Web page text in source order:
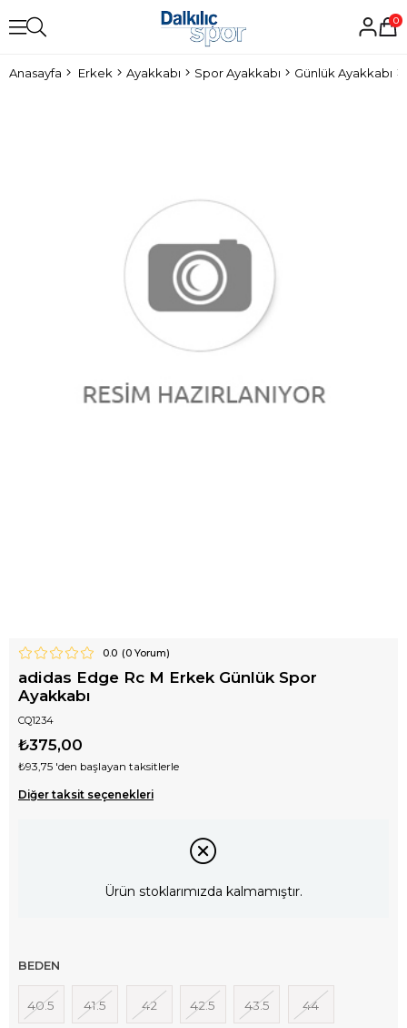
0
Anasayfa Erkek Ayakkabı Spor Ayakkabı Günlük Ayakkabı
0.0 (0Yorum)
adidas Edge Rc M Erkek Günlük Spor
Ayakkabı
CQ1234
₺375,00
₺93,75 'den başlayan taksitlerle
Diğer taksit seçenekleri
Ürün stoklarımızda kalmamıştır.
BEDEN
40.5 41.5 42 42.5 43.5 44